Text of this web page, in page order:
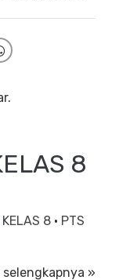
8
KELAS 8 · PTS
selengkapnya »